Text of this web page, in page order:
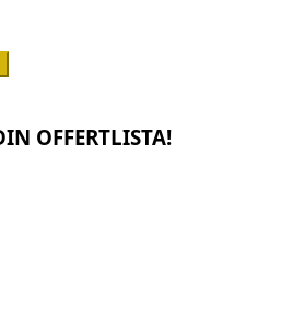
OFFERTLISTA!